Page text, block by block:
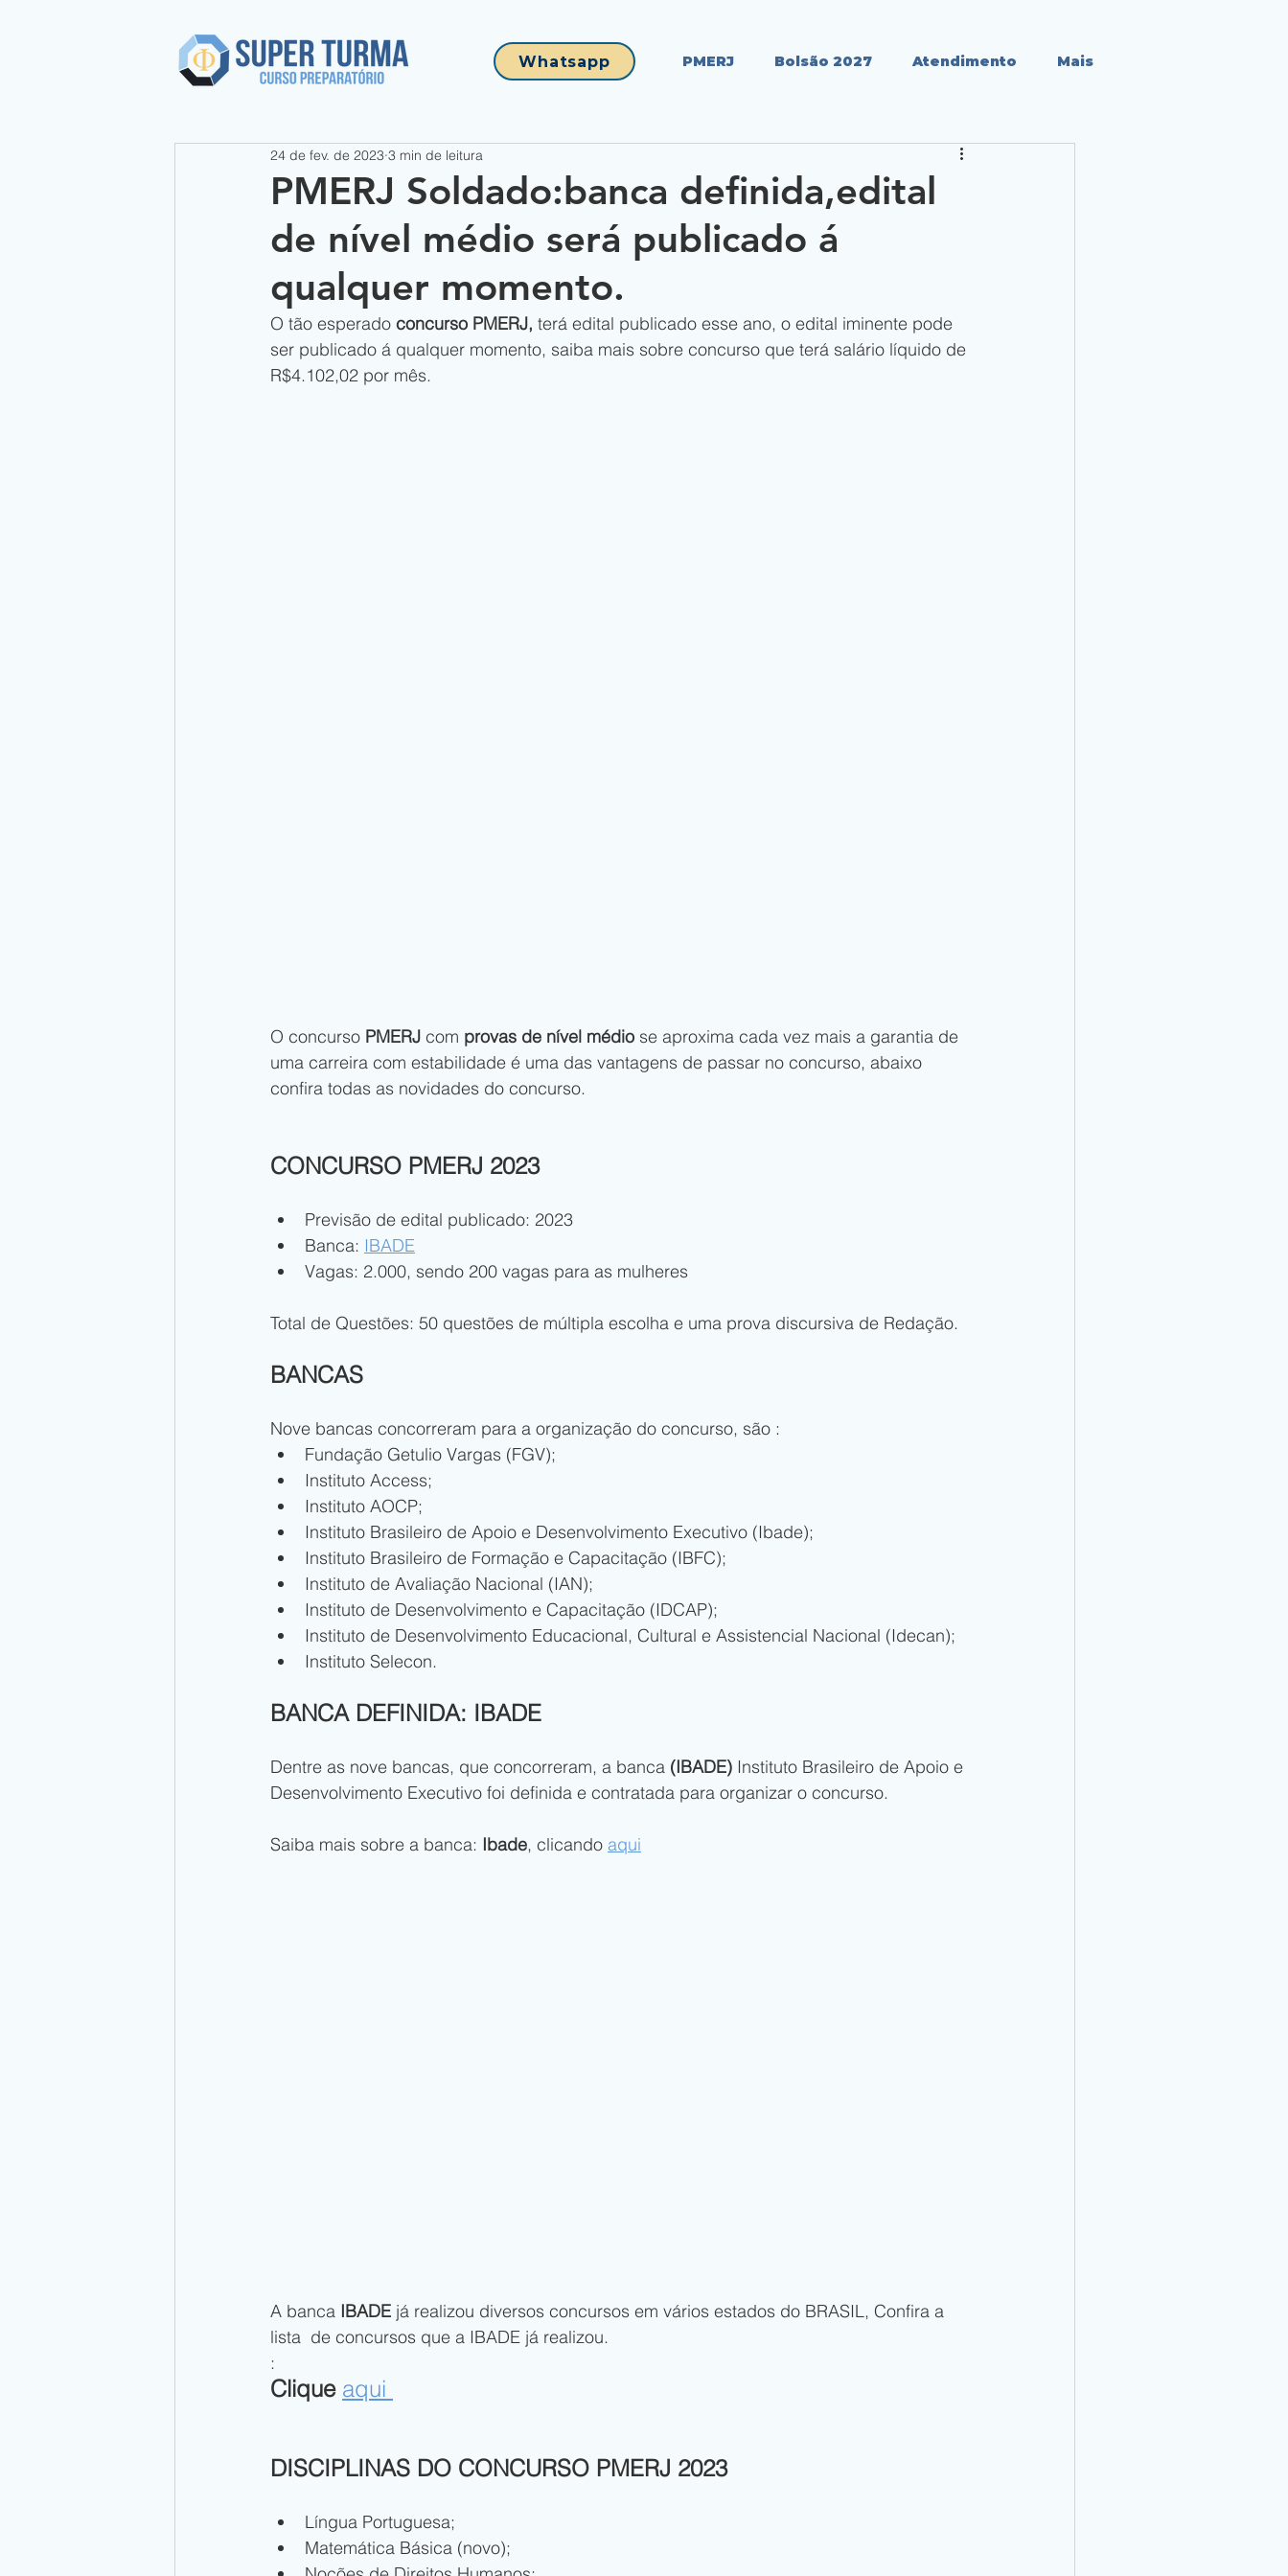
Whatsapp PMERJ Bolsão 2027 Atendimento Mais
PMERJ Soldado:banca definida,edital
de nível médio será publicado á
qualquer momento.
24 de fev. de 2023 3 min de leitura
O tão esperado concurso PMERJ, terá edital publicado esse ano, o edital iminente pode
ser publicado á qualquer momento, saiba mais sobre concurso que terá salário líquido de
R$4.102,02 por mês.
O concurso PMERJ com provas de nível médio se aproxima cada vez mais a garantia de
uma carreira com estabilidade é uma das vantagens de passar no concurso, abaixo
confira todas as novidades do concurso.
CONCURSO PMERJ 2023
Previsão de edital publicado: 2023
Banca: IBADE
Vagas: 2.000, sendo 200 vagas para as mulheres
Total de Questões: 50 questões de múltipla escolha e uma prova discursiva de Redação.
BANCAS
Nove bancas concorreram para a organização do concurso, são :
Fundação Getulio Vargas (FGV);
Instituto Access;
Instituto AOCP;
Instituto Brasileiro de Apoio e Desenvolvimento Executivo (Ibade);
Instituto Brasileiro de Formação e Capacitação (IBFC);
Instituto de Avaliação Nacional (IAN);
Instituto de Desenvolvimento e Capacitação (IDCAP);
Instituto de Desenvolvimento Educacional, Cultural e Assistencial Nacional (Idecan);
Instituto Selecon.
BANCA DEFINIDA: IBADE
Dentre as nove bancas, que concorreram, a banca (IBADE) Instituto Brasileiro de Apoio e
Desenvolvimento Executivo foi definida e contratada para organizar o concurso.
Saiba mais sobre a banca: Ibade, clicando aqui
A banca IBADE já realizou diversos concursos em vários estados do BRASIL, Confira a
lista  de concursos que a IBADE já realizou.
:
Clique aqui
DISCIPLINAS DO CONCURSO PMERJ 2023
Língua Portuguesa;
Matemática Básica (novo);